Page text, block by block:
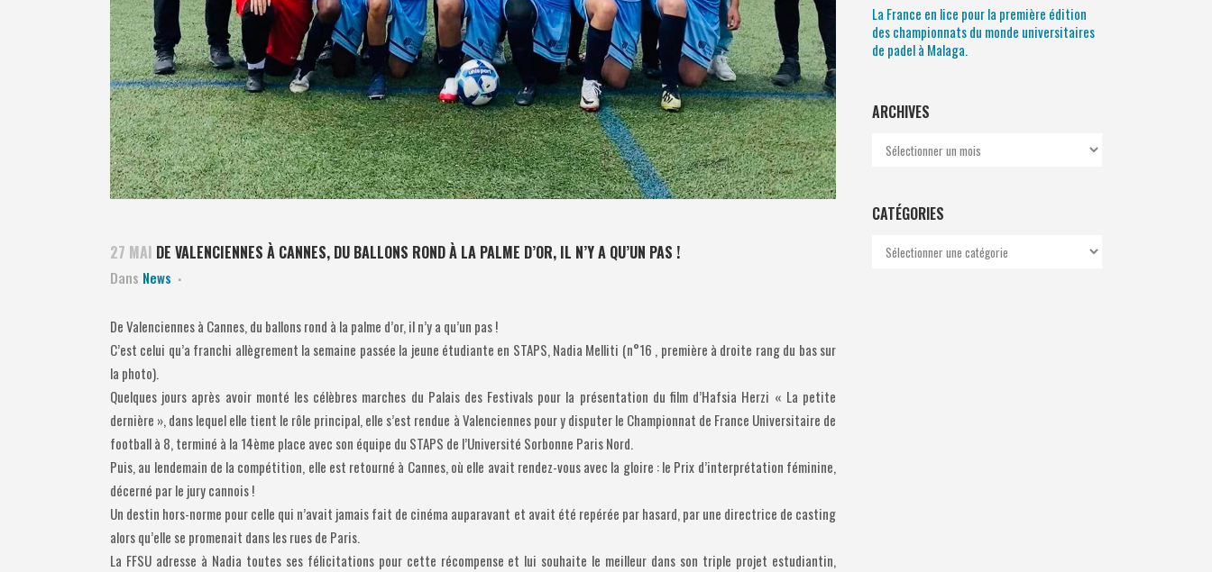
27 MAI DE VALENCIENNES À CANNES, DU BALLONS ROND À LA PALME D’OR, IL N’Y A QU’UN PAS !
Dans News
De Valenciennes à Cannes, du ballons rond à la palme d’or, il n’y a qu’un pas !
C’est celui qu’a franchi allègrement la semaine passée la jeune étudiante en STAPS, Nadia Melliti (n°16 , première à droite rang du bas sur
la photo).
Quelques jours après avoir monté les célèbres marches du Palais des Festivals pour la présentation du film d’Hafsia Herzi « La petite
dernière », dans lequel elle tient le rôle principal, elle s’est rendue à Valenciennes pour y disputer le Championnat de France Universitaire de
football à 8, terminé à la 14ème place avec son équipe du STAPS de l’Université Sorbonne Paris Nord.
Puis, au lendemain de la compétition, elle est retourné à Cannes, où elle avait rendez-vous avec la gloire : le Prix d’interprétation féminine,
décerné par le jury cannois !
Un destin hors-norme pour celle qui n’avait jamais fait de cinéma auparavant et avait été repérée par hasard, par une directrice de casting
alors qu’elle se promenait dans les rues de Paris.
La FFSU adresse à Nadia toutes ses félicitations pour cette récompense et lui souhaite le meilleur dans son triple projet estudiantin,
La France en lice pour la première édition
des championnats du monde universitaires
de padel à Malaga.
ARCHIVES
Archives
CATÉGORIES
Catégories